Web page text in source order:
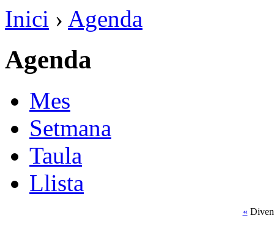
Inici › Agenda
Agenda
Mes
Setmana
Taula
Llista
«